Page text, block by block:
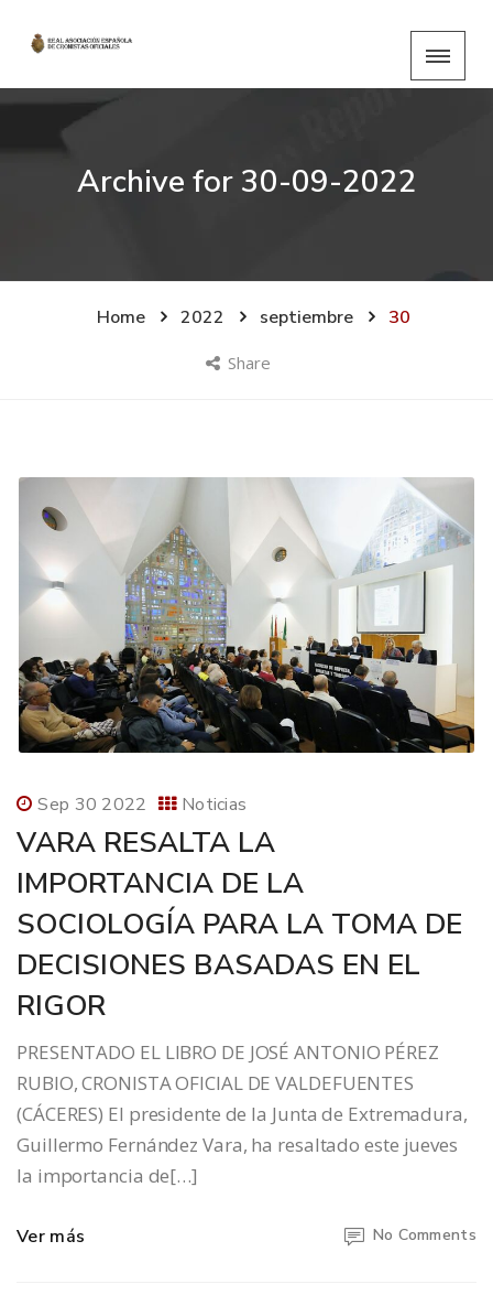
Archive for 30-09-2022
Home 2022 septiembre 30
Share
Sep 30 2022 Noticias
VARA RESALTA LA
IMPORTANCIA DE LA
SOCIOLOGÍA PARA LA TOMA DE
DECISIONES BASADAS EN EL
RIGOR
PRESENTADO EL LIBRO DE JOSÉ ANTONIO PÉREZ
RUBIO, CRONISTA OFICIAL DE VALDEFUENTES
(CÁCERES) El presidente de la Junta de Extremadura,
Guillermo Fernández Vara, ha resaltado este jueves
la importancia de[…]
Ver más No Comments